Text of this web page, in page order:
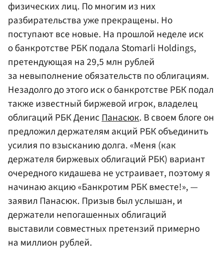
физических лиц. По многим из них
разбирательства уже прекращены. Но
поступают все новые. На прошлой неделе иск
о банкротстве РБК подала Stomarli Holdings,
претендующая на 29,5 млн рублей
за невыполнение обязательств по облигациям.
Незадолго до этого иск о банкротстве РБК подал
также известный биржевой игрок, владелец
облигаций РБК ДенисПанасюк. В своем блоге он
предложил держателям акций РБК объединить
усилия по взысканию долга. «Меня (как
держателя биржевых облигаций РБК) вариант
очередного кидашева не устраивает, поэтому я
начинаю акцию «Банкротим РБК вместе!», —
заявил Панасюк. Призыв был услышан, и
держатели непогашенных облигаций
выставили совместных претензий примерно
на миллион рублей.